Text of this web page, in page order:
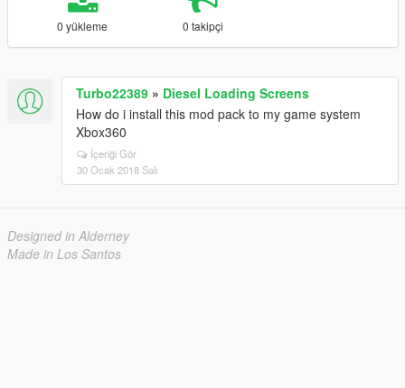
0 yükleme 0 takipçi
Turbo22389 » Diesel Loading Screens
How do i install this mod pack to my game system
Xbox360
İçeriği Gör
30 Ocak 2018 Salı
Designed in Alderney
Made in Los Santos